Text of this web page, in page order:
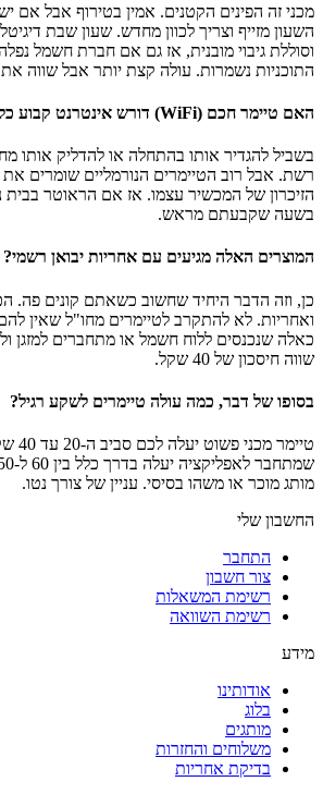
מכני זה הפינים הקטנים. אמין בטירוף אבל
השעון מזייף וצריך לכוון מחדש. שעון שבת
וסוללת גיבוי מובנית, אז גם אם חברת חשמל
התוכניות נשמרות. עולה קצת יותר אבל שווה
האם טיימר חכם (WiFi) דורש אינטרנט קבוע כל הזמן?
בשביל להגדיר אותו בהתחלה או להדליק אותו
רשת. אבל רוב הטיימרים הנורמליים שומרים
הזיכרון של המכשיר עצמו. אז אם הראוטר בבית
בשעה שקבעתם מראש.
המוצרים האלה מגיעים עם אחריות יבואן
כן, וזה הדבר היחיד שחשוב כשאתם קונים פה.
ואחריות. לא להתקרב לטיימרים מחו"ל שאין
כאלה שנכנסים ללוח חשמל או מתחברים למזגן
שווה חיסכון של 40 שקל.
בסופו של דבר, כמה עולה טיימרים לשקע רגיל?
מותג מוכר או משהו בסיסי. עניין של צורך נטו.
החשבון שלי
התחבר
צור חשבון
רשימת המשאלות
רשימת השוואה
מידע
אודותינו
בלוג
מותגים
משלוחים והחזרות
בדיקת אחריות